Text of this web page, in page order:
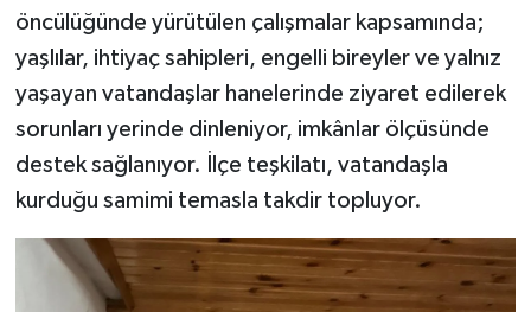
öncülüğünde yürütülen çalışmalar kapsamında;
yaşlılar, ihtiyaç sahipleri, engelli bireyler ve yalnız
yaşayan vatandaşlar hanelerinde ziyaret edilerek
sorunları yerinde dinleniyor, imkânlar ölçüsünde
destek sağlanıyor. İlçe teşkilatı, vatandaşla
kurduğu samimi temasla takdir topluyor.